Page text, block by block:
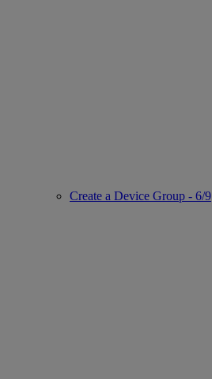
Create a Device Group - 6/9